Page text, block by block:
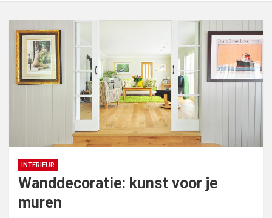
INTERIEUR
Wanddecoratie: kunst voor je
muren